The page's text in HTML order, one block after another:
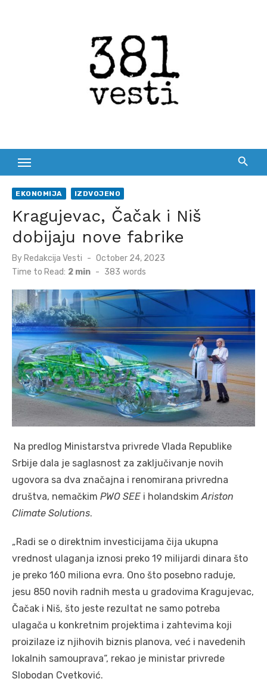
EKONOMIJA IZDVOJENO
Kragujevac, Čačak i Niš
dobijaju nove fabrike
By Redakcija Vesti
Posted
October 24, 2023
Time to Read: 2 min - 383 words
Na predlog Ministarstva privrede Vlada Republike
Srbije dala je saglasnost za zaključivanje novih
ugovora sa dva značajna i renomirana privredna
društva, nemačkim PWO SEE i holandskim Ariston
Climate Solutions.
„Radi se o direktnim investicijama čija ukupna
vrednost ulaganja iznosi preko 19 milijardi dinara što
je preko 160 miliona evra. Ono što posebno raduje,
jesu 850 novih radnih mesta u gradovima Kragujevac,
Čačak i Niš, što jeste rezultat ne samo potreba
ulagača u konkretnim projektima i zahtevima koji
proizilaze iz njihovih biznis planova, već i navedenih
lokalnih samouprava“, rekao je ministar privrede
Slobodan Cvetković.